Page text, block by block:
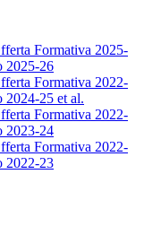
Formativa 2025-
2025-26
Formativa 2022-
2024-25 et al.
Formativa 2022-
2023-24
Formativa 2022-
2022-23